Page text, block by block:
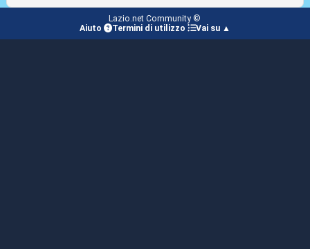
Lazio.net Community ©
Aiuto
Termini di utilizzo Vai su ▲